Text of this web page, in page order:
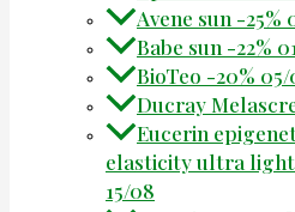
Avene sun -25%
Babe sun -22%
BioTeo -20%
Ducray
Eucerin
elasticity ultra
15/08